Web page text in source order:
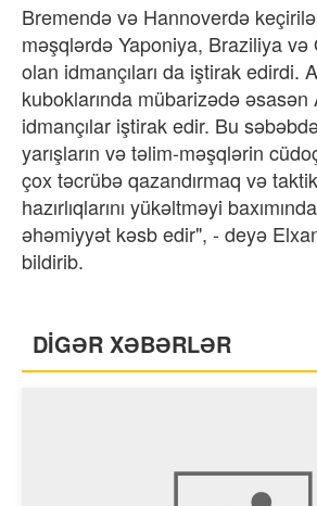
Bremendə və Hannoverdə
məşqlərdə Yaponiya, Braziliya və
olan idmançıları da iştirak edirdi.
kuboklarında mübarizədə
idmançılar iştirak edir. Bu
yarışların və təlim-məşqlərin
çox təcrübə qazandırmaq və
hazırlıqlarını yükəltməyi
əhəmiyyət kəsb edir", - deyə
bildirib.
DİGƏR XƏBƏRLƏR